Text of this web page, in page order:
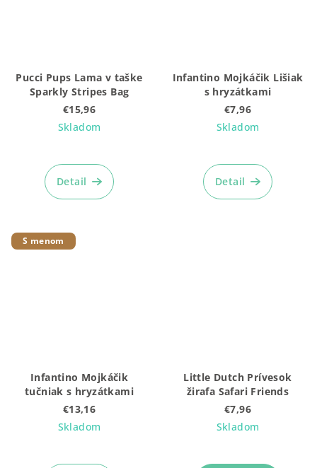
Pucci Pups Lama v taške
Sparkly Stripes Bag
€15,96
Skladom
Detail
Infantino Mojkáčik Lišiak
s hryzátkami
€7,96
Skladom
Detail
S menom
Infantino Mojkáčik
tučniak s hryzátkami
€13,16
Skladom
Little Dutch Prívesok
žirafa Safari Friends
€7,96
Skladom